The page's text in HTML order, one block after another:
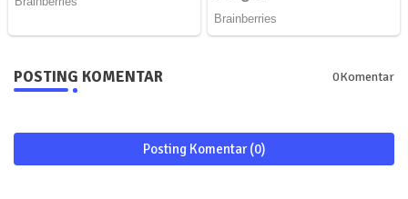
POSTING KOMENTAR 0Komentar
Posting Komentar (0)